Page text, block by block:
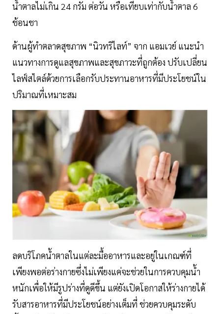
น้ำตาลไม่เกิน 24 กรัม ต่อวัน หรือเทียบเท่ากับน้ำตาล 6
ช้อนชา
ด้านผู้ทำตลาดสุขภาพ “นิวทริไลท์” จาก แอมเวย์ แนะนำ
แนวทางการดูแลสุขภาพและสุขภาวะที่ถูกต้อง ปรับเปลี่ยน
ไลฟ์สไตล์ด้วยการเลือกรับประทานอาหารที่มีประโยชน์ใน
ปริมาณที่เหมาะสม
ลดบริโภคน้ำตาลในแต่ละมื้ออาหารและอยู่ในเกณฑ์ที่
เพียงพอต่อร่างกายซึ่งไม่เพียงแค่จะช่วยในการควบคุมน้ำ
หนักเพื่อให้มีรูปร่างที่ดูดีขึ้น แต่ยังเปิดโอกาสให้ร่างกายได้
รับสารอาหารที่มีประโยชน์อย่างเต็มที่ ช่วยควบคุมระดับ